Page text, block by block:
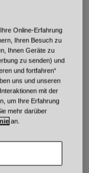
Größentabelle
Online-Erfahrung
Ihren Besuch zu
Ihnen Geräte zu
zu senden) und
und fortfahren“
uns und unseren
mit der
um Ihre Erfahrung
mehr darüber
an.